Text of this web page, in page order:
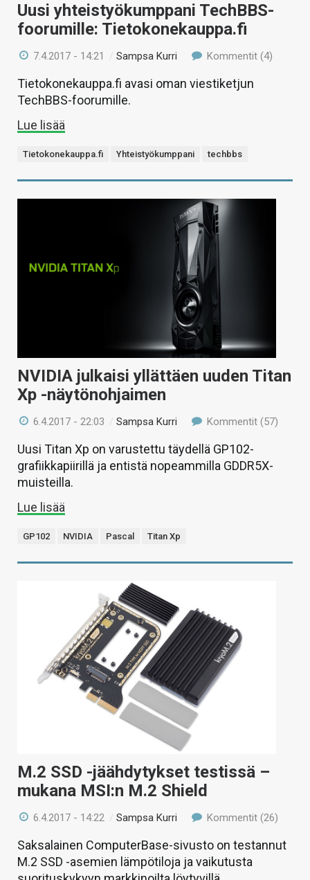
Uusi yhteistyökumppani TechBBS-
foorumille: Tietokonekauppa.fi
7.4.2017 - 14:21 /Sampsa Kurri Kommentit (4)
Tietokonekauppa.fi avasi oman viestiketjun
TechBBS-foorumille.
Lue lisää
Tietokonekauppa.fi Yhteistyökumppani techbbs
NVIDIA julkaisi yllättäen uuden Titan
Xp -näytönohjaimen
6.4.2017 - 22:03 /Sampsa Kurri Kommentit (57)
Uusi Titan Xp on varustettu täydellä GP102-
grafiikkapiirillä ja entistä nopeammilla GDDR5X-
muisteilla.
Lue lisää
GP102 NVIDIA Pascal Titan Xp
M.2 SSD -jäähdytykset testissä –
mukana MSI:n M.2 Shield
6.4.2017 - 14:22 /Sampsa Kurri Kommentit (26)
Saksalainen ComputerBase-sivusto on testannut
M.2 SSD -asemien lämpötiloja ja vaikutusta